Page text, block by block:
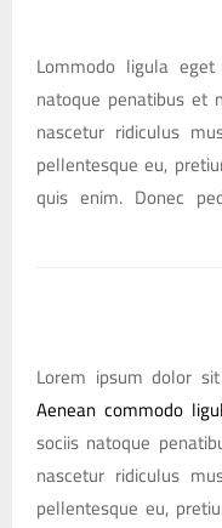
Lommodo ligula
natoque penatibus et
nascetur ridiculus
pellentesque eu,
quis enim. Donec
Lorem ipsum dolor
Aenean commodo
sociis natoque
nascetur ridiculus
pellentesque eu,